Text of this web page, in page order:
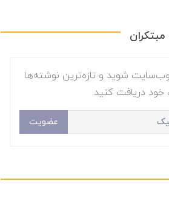
وب‌سایت شوید و تازه‌ترین نوشته‌ها
خود دریافت کنید.
عضویت